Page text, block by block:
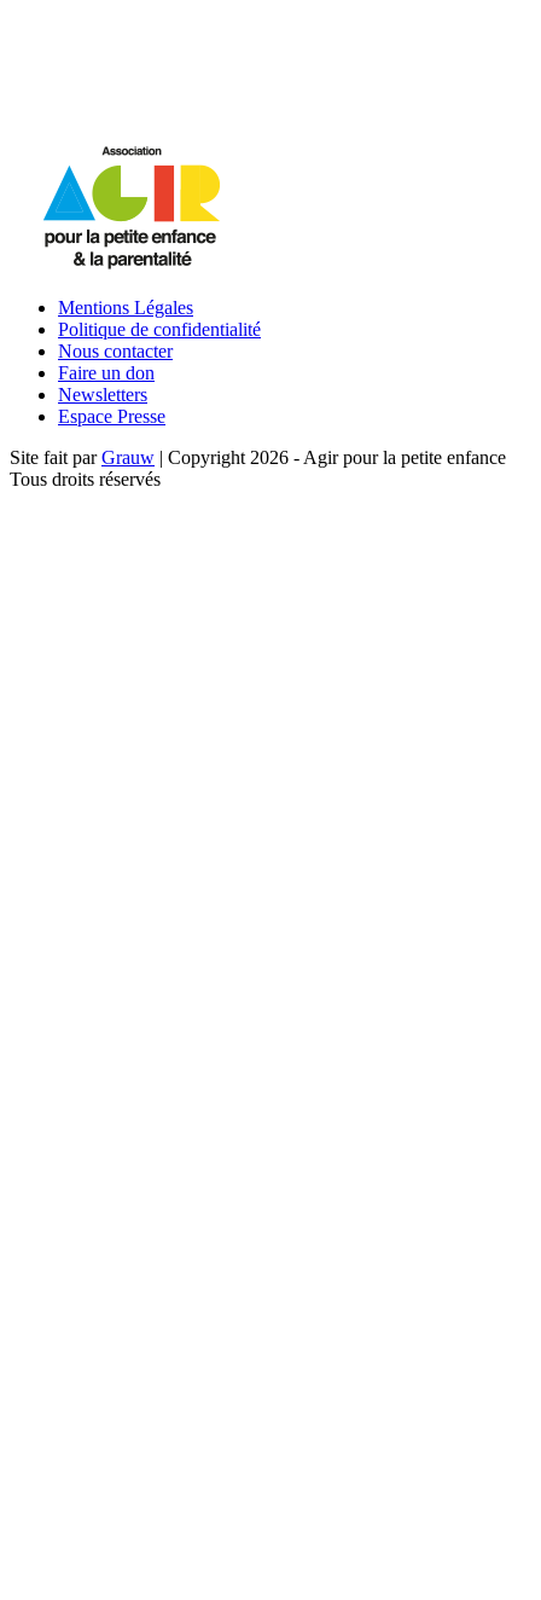
Mentions Légales
Politique de confidentialité
Nous contacter
Faire un don
Newsletters
Espace Presse
Site fait parGrauw | Copyright 2026 - Agir pour la petite enfance
Tous droits réservés